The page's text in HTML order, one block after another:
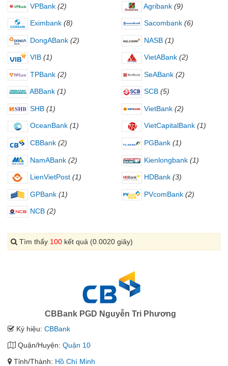
VPBank (2) Agribank (9)
Eximbank (8) Sacombank (6)
DongABank (2) NASB (1)
VIB (1) VietABank (2)
TPBank (2) SeABank (2)
ABBank (1) SCB (5)
SHB (1) VietBank (2)
OceanBank (1) VietCapitalBank (1)
CBBank (2) PGBank (1)
NamABank (2) Kienlongbank (1)
LienVietPost (1) HDBank (3)
GPBank (1) PVcomBank (2)
NCB (2)
Tìm thấy 100 kết quả (0.0020 giây)
CBBank PGD Nguyễn Tri Phương
Ký hiệu: CBBank
Quận/Huyện: Quận 10
Tỉnh/Thành: Hồ Chí Minh